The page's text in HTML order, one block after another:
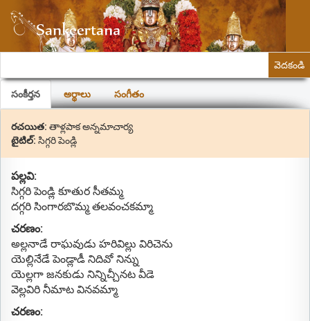
వెదకండి
సంకీర్తన అర్థాలు సంగీతం
రచయిత: తాళ్లపాక అన్నమాచార్య
టైటిల్: సిగ్గరి పెండ్లి
పల్లవి:
సిగ్గరి పెండ్లి కూతుర సీతమ్మ
దగ్గరి సింగారబొమ్మ తలవంచకమ్మా
చరణం:
అల్లనాడే రాఘవుడు హరివిల్లు విరిచెను
యెల్లినేడే పెండ్లాడీ నిదివో నిన్ను
యెల్లగా జనకుడు నిన్నిచ్చీనట వీడె
వెల్లవిరి నీమాట వినవమ్మా
చరణం: